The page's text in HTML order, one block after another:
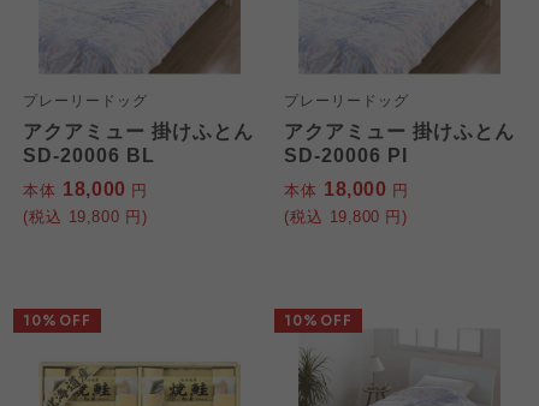
プレーリードッグ
アクアミュー 掛けふとん
SD-20006 BL
本体 18,000 円
(税込 19,800 円)
プレーリードッグ
アクアミュー 掛けふとん
SD-20006 PI
本体 18,000 円
(税込 19,800 円)
10%OFF 10%OFF